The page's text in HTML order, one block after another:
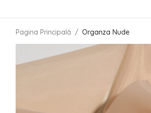
Pagina Principală / Organza Nude